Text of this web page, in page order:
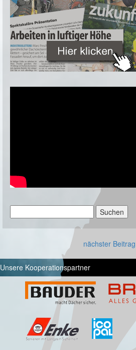
nach:
nächster
Unsere Kooperationspartner